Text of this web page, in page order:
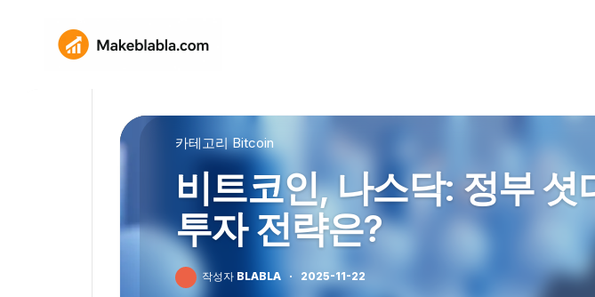
카테고리Bitcoin
비트코인, 나스닥: 정부 셧
투자 전략은?
작성자 BLABLA · 2025-11-22